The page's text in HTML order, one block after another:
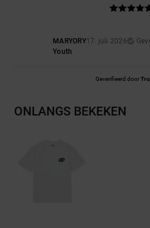
MARYORY17. juli 2026
Youth
Geverifieerd door
ONLANGS BEKEKEN